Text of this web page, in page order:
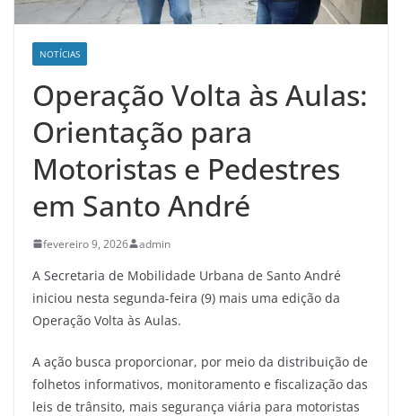
NOTÍCIAS
Operação Volta às Aulas:
Orientação para
Motoristas e Pedestres
em Santo André
fevereiro 9, 2026 admin
A Secretaria de Mobilidade Urbana de Santo André
iniciou nesta segunda-feira (9) mais uma edição da
Operação Volta às Aulas.
A ação busca proporcionar, por meio da distribuição de
folhetos informativos, monitoramento e fiscalização das
leis de trânsito, mais segurança viária para motoristas